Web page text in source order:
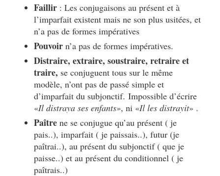
Faillir : Les conjugaisons au présent et à
l’imparfait existent mais ne son plus usitées, et
n’a pas de formes impératives
Pouvoir n’a pas de formes impératives.
Distraire, extraire, soustraire, retraire et
traire, se conjuguent tous sur le même
modèle, n’ont pas de passé simple et
d’imparfait du subjonctif. Impossible d’écrire
«Il distraya ses enfants», ni «Il les distrayit» .
Paître ne se conjugue qu’au présent ( je
pais..), imparfait ( je paissais..), futur (je
paîtrai..), au présent du subjonctif ( que je
paisse..) et au présent du conditionnel ( je
paîtrais..)